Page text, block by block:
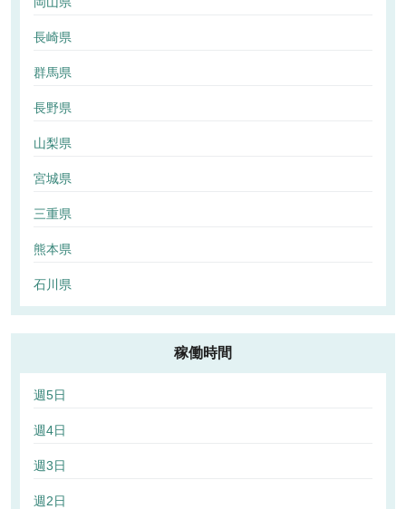
長崎県
群馬県
長野県
山梨県
宮城県
三重県
熊本県
石川県
稼働時間
週5日
週4日
週3日
週2日